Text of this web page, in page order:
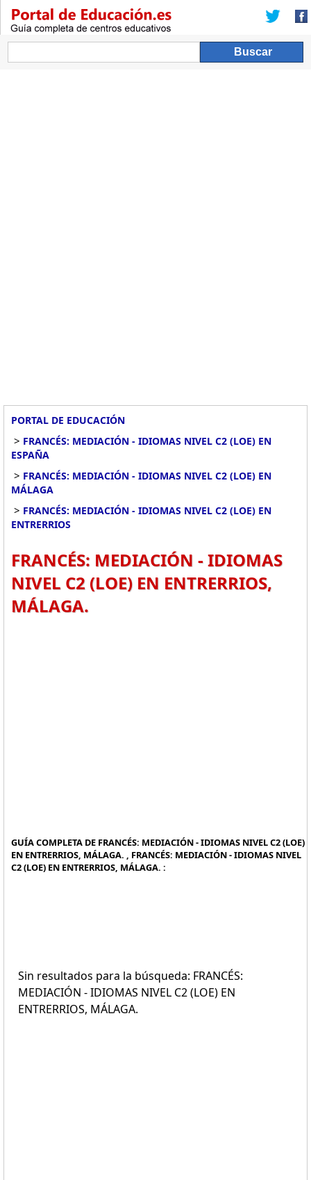
PORTAL DE EDUCACIÓN
> FRANCÉS: MEDIACIÓN - IDIOMAS NIVEL C2 (LOE) EN
ESPAÑA
> FRANCÉS: MEDIACIÓN - IDIOMAS NIVEL C2 (LOE) EN
MÁLAGA
> FRANCÉS: MEDIACIÓN - IDIOMAS NIVEL C2 (LOE) EN
ENTRERRIOS
FRANCÉS: MEDIACIÓN - IDIOMAS
NIVEL C2 (LOE) EN ENTRERRIOS,
MÁLAGA.
GUÍA COMPLETA DE FRANCÉS: MEDIACIÓN - IDIOMAS NIVEL C2 (LOE)
EN ENTRERRIOS, MÁLAGA. , FRANCÉS: MEDIACIÓN - IDIOMAS NIVEL
C2 (LOE) EN ENTRERRIOS, MÁLAGA. :
Sin resultados para la búsqueda: FRANCÉS:
MEDIACIÓN - IDIOMAS NIVEL C2 (LOE) EN
ENTRERRIOS, MÁLAGA.